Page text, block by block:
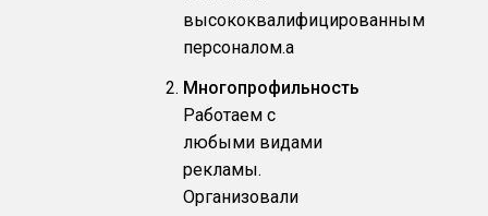
высококвалифицированным
персоналом.a
Многопрофильность
Работаем с
любыми видами
рекламы.
Организовали